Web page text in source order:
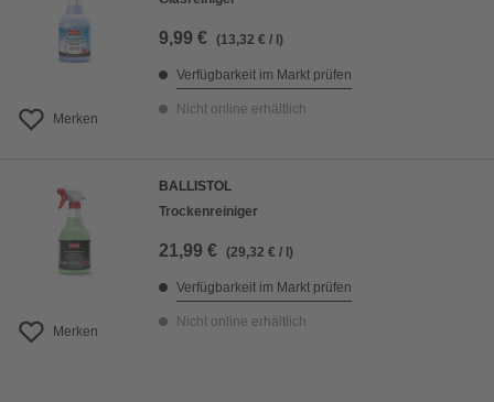
Merken
9,99 € (13,32 € / l)
Verfügbarkeit im Markt prüfen
Nicht online erhältlich
Merken
BALLISTOL
Trockenreiniger
21,99 € (29,32 € / l)
Verfügbarkeit im Markt prüfen
Nicht online erhältlich